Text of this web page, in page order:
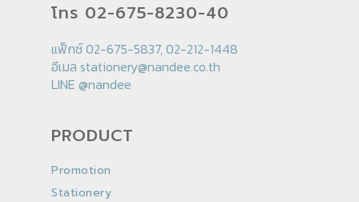
โทร 02-675-8230-40
แฟ็กซ์ 02-675-5837, 02-212-1448
อีเมล stationery@nandee.co.th
LINE @nandee
PRODUCT
Promotion
Stationery